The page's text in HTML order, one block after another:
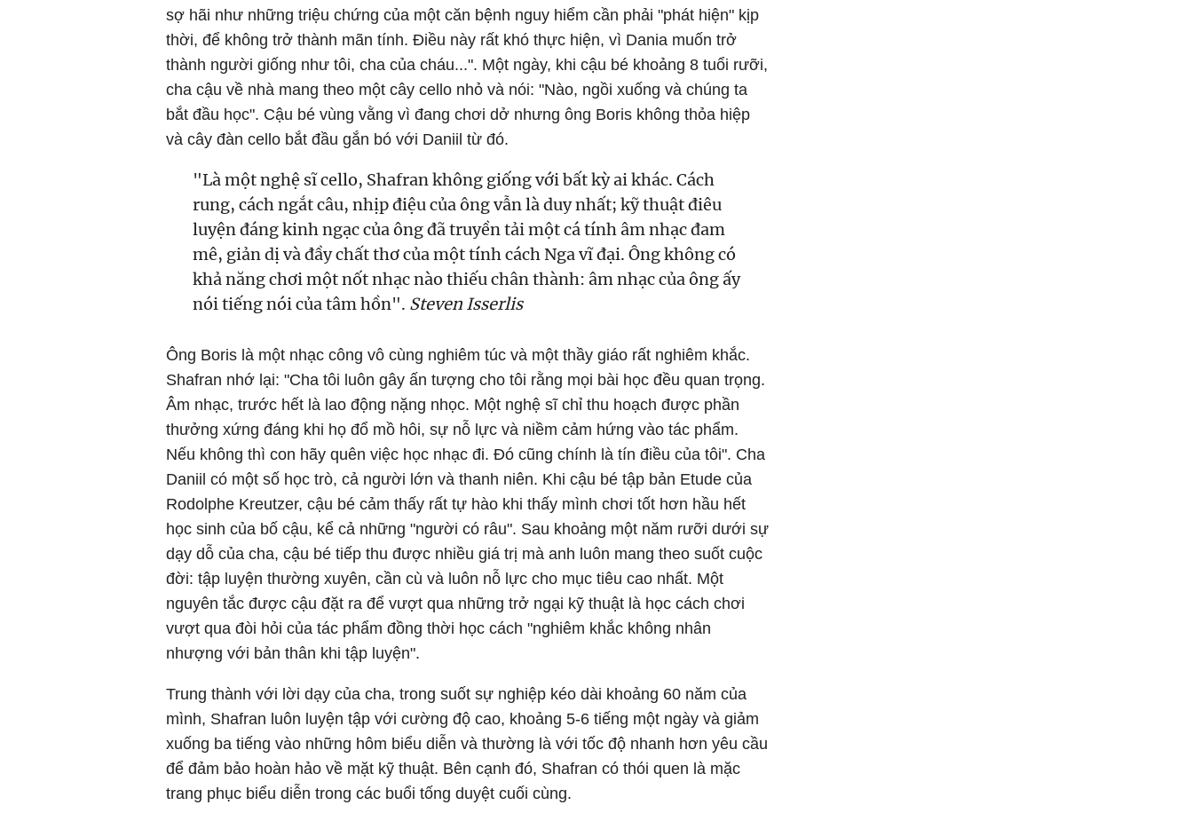
sợ hãi như những triệu chứng của một căn bệnh nguy hiểm cần phải "phát hiện" kịp
thời, để không trở thành mãn tính. Điều này rất khó thực hiện, vì Dania muốn trở
thành người giống như tôi, cha của cháu...". Một ngày, khi cậu bé khoảng 8 tuổi rưỡi,
cha cậu về nhà mang theo một cây cello nhỏ và nói: "Nào, ngồi xuống và chúng ta
bắt đầu học". Cậu bé vùng vằng vì đang chơi dở nhưng ông Boris không thỏa hiệp
và cây đàn cello bắt đầu gắn bó với Daniil từ đó.
"Là một nghệ sĩ cello, Shafran không giống với bất kỳ ai khác. Cách
rung, cách ngắt câu, nhịp điệu của ông vẫn là duy nhất; kỹ thuật điêu
luyện đáng kinh ngạc của ông đã truyền tải một cá tính âm nhạc đam
mê, giản dị và đầy chất thơ của một tính cách Nga vĩ đại. Ông không có
khả năng chơi một nốt nhạc nào thiếu chân thành: âm nhạc của ông ấy
nói tiếng nói của tâm hồn". Steven Isserlis
Ông Boris là một nhạc công vô cùng nghiêm túc và một thầy giáo rất nghiêm khắc.
Shafran nhớ lại: "Cha tôi luôn gây ấn tượng cho tôi rằng mọi bài học đều quan trọng.
Âm nhạc, trước hết là lao động nặng nhọc. Một nghệ sĩ chỉ thu hoạch được phần
thưởng xứng đáng khi họ đổ mồ hôi, sự nỗ lực và niềm cảm hứng vào tác phẩm.
Nếu không thì con hãy quên việc học nhạc đi. Đó cũng chính là tín điều của tôi". Cha
Daniil có một số học trò, cả người lớn và thanh niên. Khi cậu bé tập bản Etude của
Rodolphe Kreutzer, cậu bé cảm thấy rất tự hào khi thấy mình chơi tốt hơn hầu hết
học sinh của bố cậu, kể cả những "người có râu". Sau khoảng một năm rưỡi dưới sự
dạy dỗ của cha, cậu bé tiếp thu được nhiều giá trị mà anh luôn mang theo suốt cuộc
đời: tập luyện thường xuyên, cần cù và luôn nỗ lực cho mục tiêu cao nhất. Một
nguyên tắc được cậu đặt ra để vượt qua những trở ngại kỹ thuật là học cách chơi
vượt qua đòi hỏi của tác phẩm đồng thời học cách "nghiêm khắc không nhân
nhượng với bản thân khi tập luyện".
Trung thành với lời dạy của cha, trong suốt sự nghiệp kéo dài khoảng 60 năm của
mình, Shafran luôn luyện tập với cường độ cao, khoảng 5-6 tiếng một ngày và giảm
xuống ba tiếng vào những hôm biểu diễn và thường là với tốc độ nhanh hơn yêu cầu
để đảm bảo hoàn hảo về mặt kỹ thuật. Bên cạnh đó, Shafran có thói quen là mặc
trang phục biểu diễn trong các buổi tống duyệt cuối cùng.